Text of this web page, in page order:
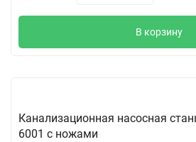
В корзину
Канализационная насосная
6001 с ножами